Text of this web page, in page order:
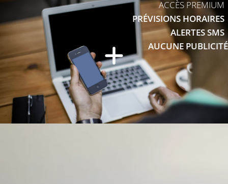
ACCÈS PREMIUM
PRÉVISIONS HORAIRES
ALERTES SMS
AUCUNE PUBLICITÉ